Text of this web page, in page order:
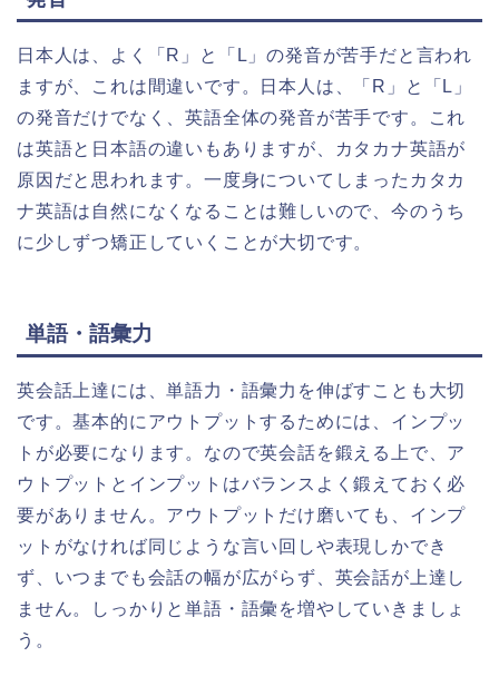
日本人は、よく「R」と「L」の発音が苦手だと言われ
ますが、これは間違いです。日本人は、「R」と「L」
の発音だけでなく、英語全体の発音が苦手です。これ
は英語と日本語の違いもありますが、カタカナ英語が
原因だと思われます。一度身についてしまったカタカ
ナ英語は自然になくなることは難しいので、今のうち
に少しずつ矯正していくことが大切です。
単語・語彙力
英会話上達には、単語力・語彙力を伸ばすことも大切
です。基本的にアウトプットするためには、インプッ
トが必要になります。なので英会話を鍛える上で、ア
ウトプットとインプットはバランスよく鍛えておく必
要がありません。アウトプットだけ磨いても、インプ
ットがなければ同じような言い回しや表現しかでき
ず、いつまでも会話の幅が広がらず、英会話が上達し
ません。しっかりと単語・語彙を増やしていきましょ
う。